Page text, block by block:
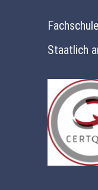
Staatlich